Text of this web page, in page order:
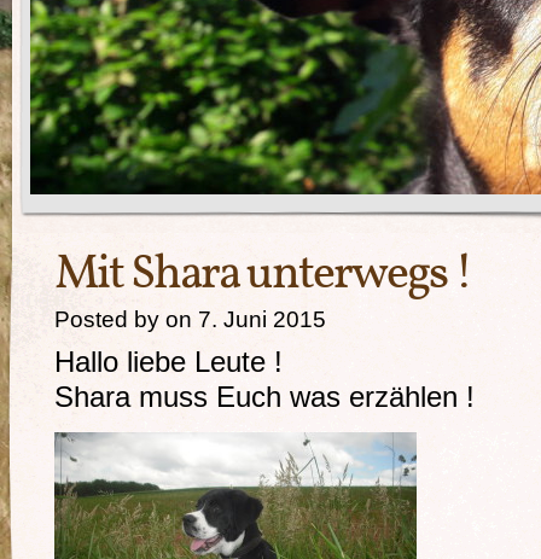
Mit Shara unterwegs !
Posted by on 7. Juni 2015
Hallo liebe Leute !
Shara muss Euch was erzählen !